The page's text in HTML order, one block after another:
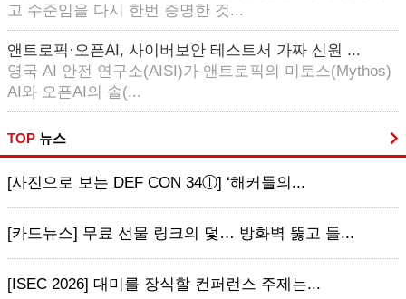
고 수준임을 다시 한번 증명한 것...
앤트로픽·오픈AI, 사이버보안 테스트서 가짜 신원 ...
영국 AI 안전 연구소(AISI)가 앤트로픽의 미토스(Mythos)
AI와 오픈AI의 솔(...
TOP 뉴스
[사진으로 보는 DEF CON 34ⓛ] ‘해커들의...
[카드뉴스] 무료 선물 링크의 덫… 방화벽 뚫고 들...
[ISEC 2026] 대미를 장식할 컨퍼런스 주제는...